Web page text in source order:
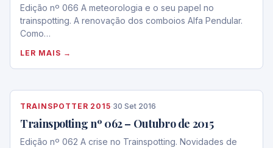
Edição nº 066 A meteorologia e o seu papel no
trainspotting. A renovação dos comboios Alfa Pendular.
Como…
LER MAIS →
TRAINSPOTTER 2015·30 Set 2016
Trainspotting nº 062 – Outubro de 2015
Edição nº 062 A crise no Trainspotting. Novidades de